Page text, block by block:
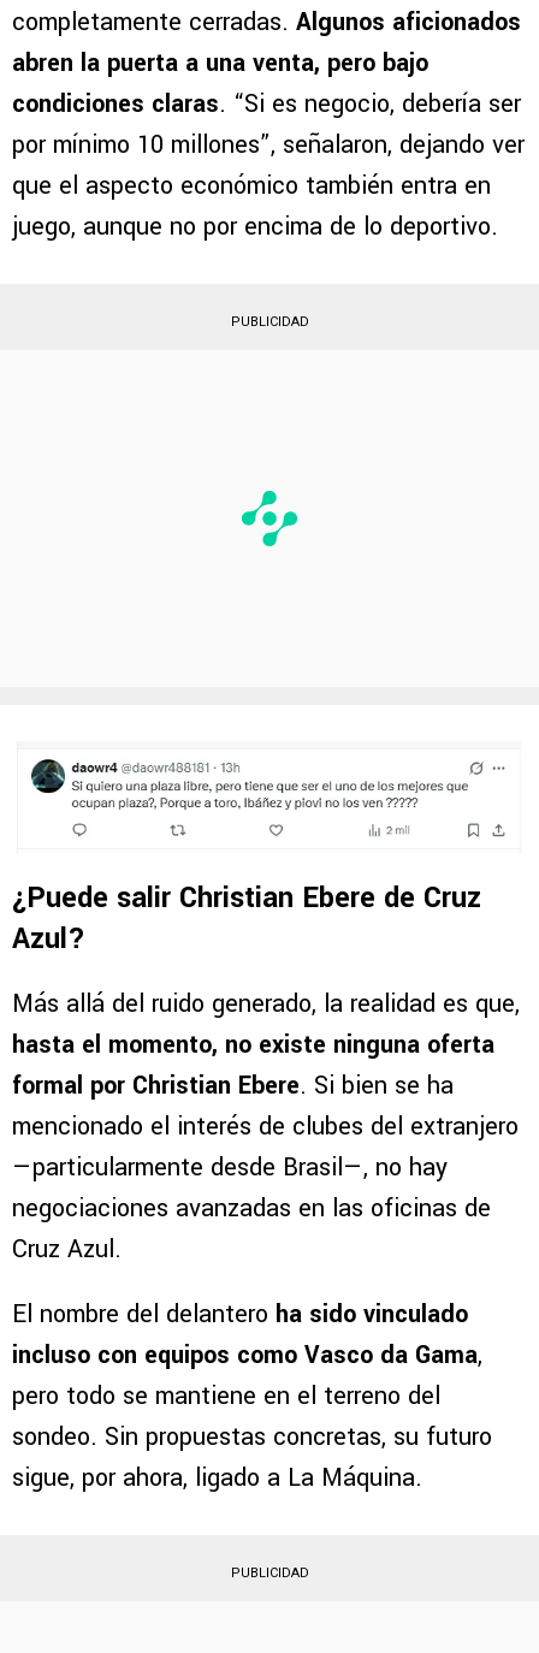
completamente cerradas. Algunos aficionados
abren la puerta a una venta, pero bajo
condiciones claras. “Si es negocio, debería ser
por mínimo 10 millones”, señalaron, dejando ver
que el aspecto económico también entra en
juego, aunque no por encima de lo deportivo.
PUBLICIDAD
¿Puede salir Christian Ebere de Cruz
Azul?
Más allá del ruido generado, la realidad es que,
hasta el momento, no existe ninguna oferta
formal por Christian Ebere. Si bien se ha
mencionado el interés de clubes del extranjero
—particularmente desde Brasil—, no hay
negociaciones avanzadas en las oficinas de
Cruz Azul.
El nombre del delantero ha sido vinculado
incluso con equipos como Vasco da Gama,
pero todo se mantiene en el terreno del
sondeo. Sin propuestas concretas, su futuro
sigue, por ahora, ligado a La Máquina.
PUBLICIDAD